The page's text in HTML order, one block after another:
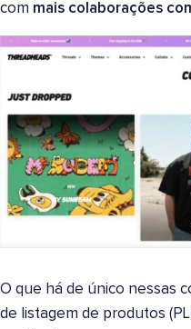
com mais colaborações
O que há de único nessas
de listagem de produtos